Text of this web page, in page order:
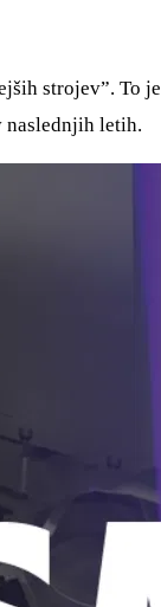
strojev”.
naslednjih letih.